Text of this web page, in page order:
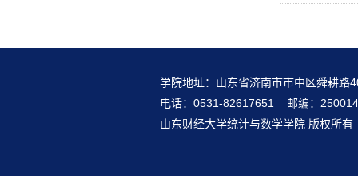
学院地址：山东省济南市市中区舜耕路
电话：0531-82617651 邮编：250014
山东财经大学统计与数学学院 版权所有